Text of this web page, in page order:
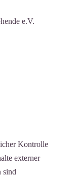
e.V.
Kontrolle
externer
sind